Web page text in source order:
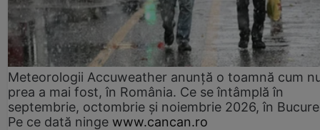
Meteorologii Accuweather anunță o toamnă cum
prea a mai fost, în România. Ce se întâmplă în
septembrie, octombrie și noiembrie 2026, în
Pe ce dată ninge www.cancan.ro